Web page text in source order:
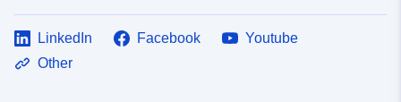
LinkedIn Facebook
Youtube
Other